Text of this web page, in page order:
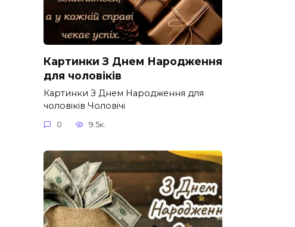
Картинки З Днем Народження
для чоловіків​
Картинки З Днем Народження для
чоловіків​ Чоловічі
0 9.5к.